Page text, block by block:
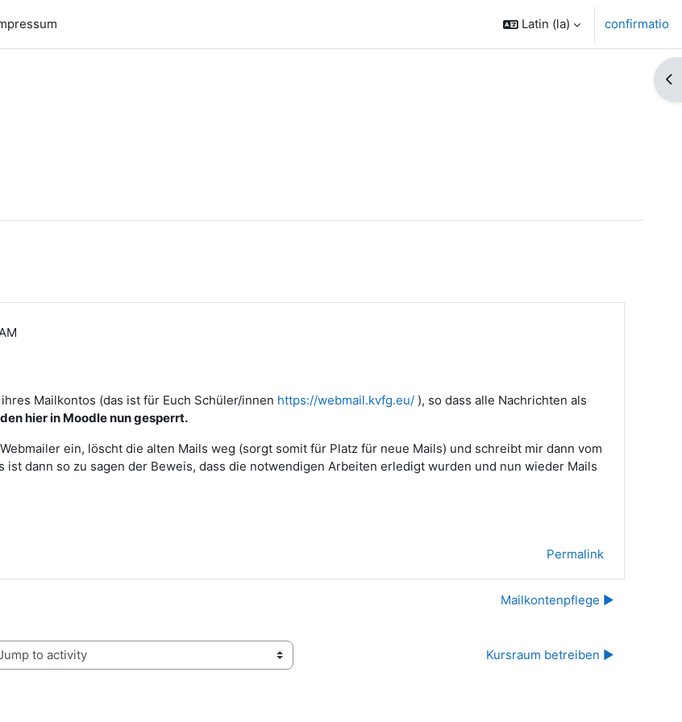
Latin ‎(la)‎ confirmatio
Mailkontos (das ist für Euch Schüler/innen https://webmail.kvfg.eu/ ), so dass alle Nachrichten als
hier in Moodle nun gesperrt.
ein, löscht die alten Mails weg (sorgt somit für Platz für neue Mails) und schreibt mir dann vom
ist dann so zu sagen der Beweis, dass die notwendigen Arbeiten erledigt wurden und nun wieder Mails
Permalink
Mailkontenpflege ▶︎
to activity Kursraum betreiben ▶︎